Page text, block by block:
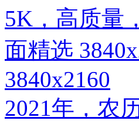
3840x2160
2021年，农